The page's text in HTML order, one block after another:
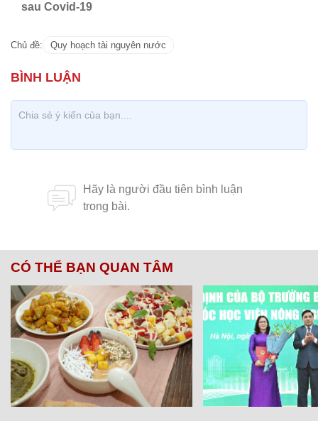
sau Covid-19
Chủ đề: Quy hoạch tài nguyên nước
CÓ THỂ BẠN QUAN TÂM